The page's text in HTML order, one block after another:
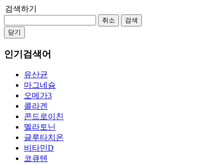
검색하기
취소
검색
닫기
인기검색어
유산균
마그네슘
오메가3
콜라겐
콘드로이친
멜라토닌
글루타치온
비타민D
코큐텐